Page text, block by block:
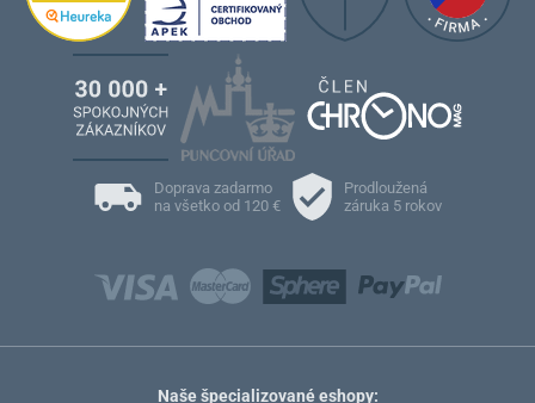
Doprava zadarmo
na všetko od 120 €
Prodloužená
záruka 5 rokov
Naše špecializované eshopy: